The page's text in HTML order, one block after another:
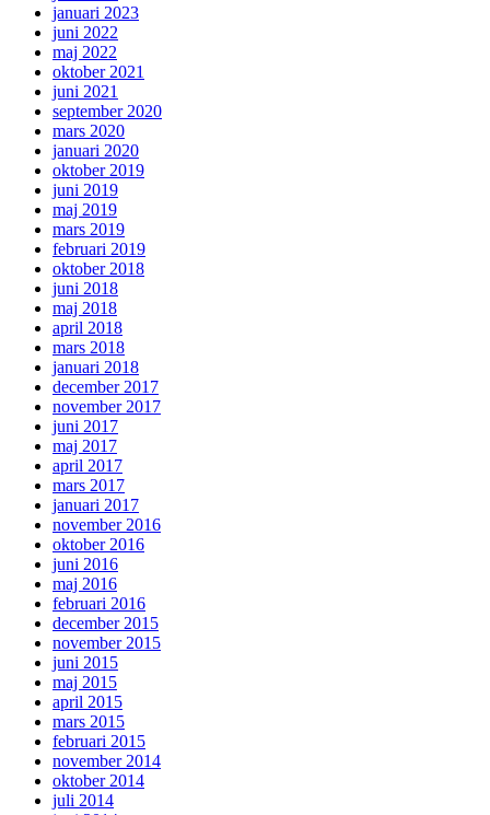
januari 2023
juni 2022
maj 2022
oktober 2021
juni 2021
september 2020
mars 2020
januari 2020
oktober 2019
juni 2019
maj 2019
mars 2019
februari 2019
oktober 2018
juni 2018
maj 2018
april 2018
mars 2018
januari 2018
december 2017
november 2017
juni 2017
maj 2017
april 2017
mars 2017
januari 2017
november 2016
oktober 2016
juni 2016
maj 2016
februari 2016
december 2015
november 2015
juni 2015
maj 2015
april 2015
mars 2015
februari 2015
november 2014
oktober 2014
juli 2014